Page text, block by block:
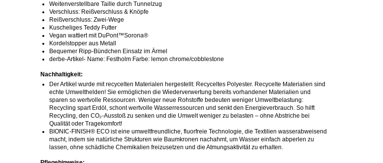
Weitenverstellbare Taille durch Tunnelzug
Verschluss: Reißverschluss & Knöpfe
Reißverschluss: Zwei-Wege
Kuscheliges Teddy Futter
Vegan wattiert mit DuPont™Sorona®
Kordelstopper aus Metall
Bequemer Ripp-Bündchen Einsatz im Ärmel
derbe-Artikel- Name: Festholm Farbe: lemon chrome/cobblestone
Nachhaltigkeit:
Der Artikel wurde mit recycelten Materialen hergestellt: Recyceltes Polyester. Recycelte Materialien sind
echte Umwelthelden! Sie ermöglichen die Wiederverwertung bereits vorhandener Materialien und
sparen so wertvolle Ressourcen. Weniger neue Rohstoffe bedeuten weniger Umweltbelastung:
Recycling spart Erdöl, schont wertvolle Wasserressourcen und senkt den Energieverbrauch. So hilft
Recycling, den CO₂-Ausstoß zu senken und die Umwelt weniger zu belasten – ohne Abstriche bei
Qualität oder Tragekomfort!
BIONIC-FINISH® ECO ist eine umweltfreundliche, fluorfreie Technologie, die Textilien wasserabweisend
macht, indem sie natürliche Strukturen wie Baumkronen nachahmt, um Wasser einfach abperlen zu
lassen, ohne schädliche Chemikalien freizusetzen und die Atmungsaktivität zu erhalten.